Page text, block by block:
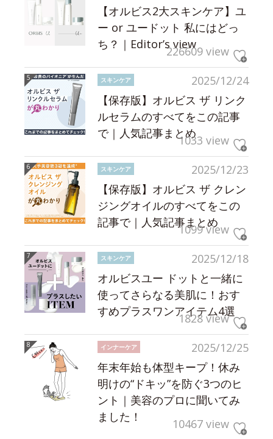
【オルビス2大スキンケア】ユ
ー or ユードット 私にはどっ
ち？｜Editor’s view226609 view
2025/12/24
スキンケア
【保存版】オルビス ザ リンク
ルセラムのすべてをこの記事
で｜人気記事まとめ1033 view
2025/12/23
スキンケア
【保存版】オルビス ザ クレン
ジングオイルのすべてをこの
記事で｜人気記事まとめ
1099 view
2025/12/18
スキンケア
オルビスユー ドットと一緒に
使ってさらなる美肌に！おす
すめプラスワンアイテム4選
1828 view
2025/12/25
インナーケア
年末年始も体型キープ！休み
明けの“ドキッ”を防ぐ3つのヒ
ント｜美容のプロに聞いてみ
ました！
10467 view